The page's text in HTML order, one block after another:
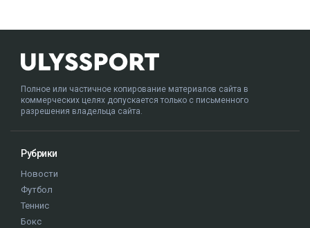
Полное или частичное копирование материалов сайта в
коммерческих целях допускается только с письменного
разрешения владельца сайта.
Рубрики
Новости
Футбол
Теннис
Бокс